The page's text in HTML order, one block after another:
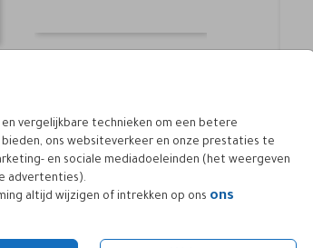
en vergelijkbare technieken om een betere
ons websiteverkeer en onze prestaties te
en sociale mediadoeleinden (het weergeven
advertenties).
altijd wijzigen of intrekken op ons ons